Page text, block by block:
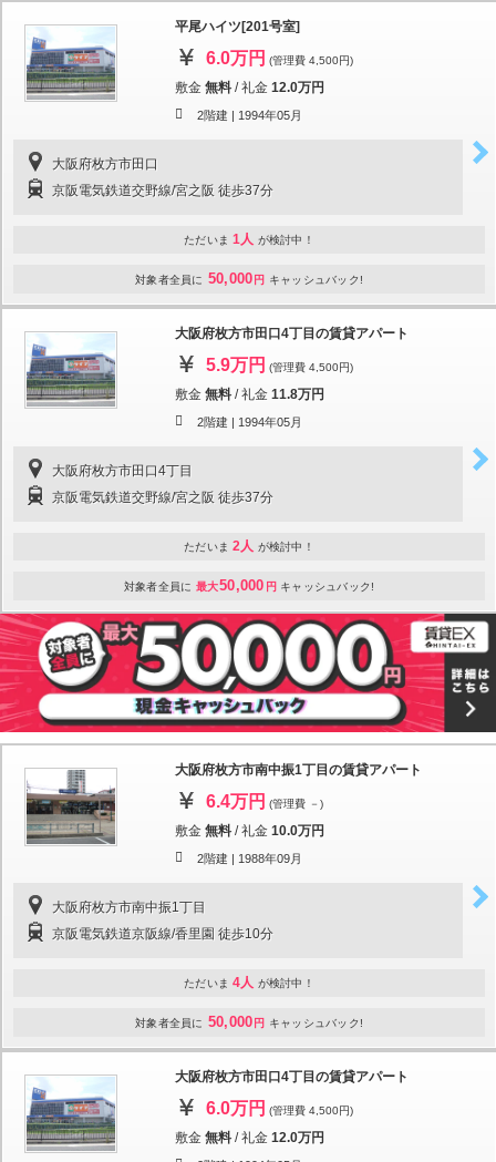
平尾ハイツ[201号室]
6.0万円 (管理費 4,500円)
敷金 無料 /礼金 12.0万円
2階建 | 1994年05月
大阪府枚方市田口
京阪電気鉄道交野線/宮之阪 徒歩37分
ただいま 1人 が検討中！
対象者全員に 50,000 円 キャッシュバック!
大阪府枚方市田口4丁目の賃貸アパート
5.9万円 (管理費 4,500円)
敷金 無料 /礼金 11.8万円
2階建 | 1994年05月
大阪府枚方市田口4丁目
京阪電気鉄道交野線/宮之阪 徒歩37分
ただいま 2人 が検討中！
対象者全員に 最大50,000 円 キャッシュバック!
大阪府枚方市南中振1丁目の賃貸アパート
6.4万円 (管理費 －)
敷金 無料 /礼金 10.0万円
2階建 | 1988年09月
大阪府枚方市南中振1丁目
京阪電気鉄道京阪線/香里園 徒歩10分
ただいま 4人 が検討中！
対象者全員に 50,000 円 キャッシュバック!
大阪府枚方市田口4丁目の賃貸アパート
6.0万円 (管理費 4,500円)
敷金 無料 /礼金 12.0万円